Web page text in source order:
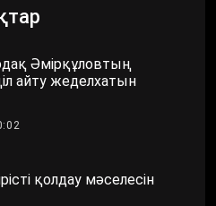
Әмірқұловтың
айту жеделхатын
қолдау мәселесін